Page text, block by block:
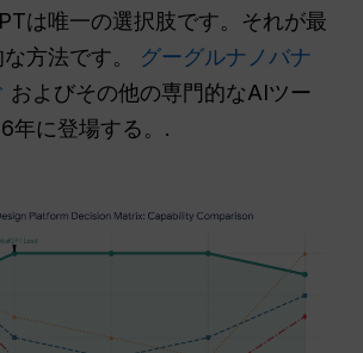
は唯一の選択肢です。それが最
方法です。 グーグルナノバナ
およびその他の専門的なAIツー
年に登場する。.